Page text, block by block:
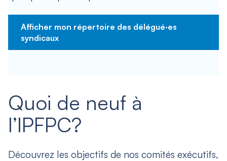
Afficher mon répertoire des délégué·es
syndicaux
Quoi de neuf à
l’IPFPC?
Découvrez les objectifs de nos comités exécutifs,